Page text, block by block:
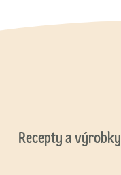
Recepty a výrobky